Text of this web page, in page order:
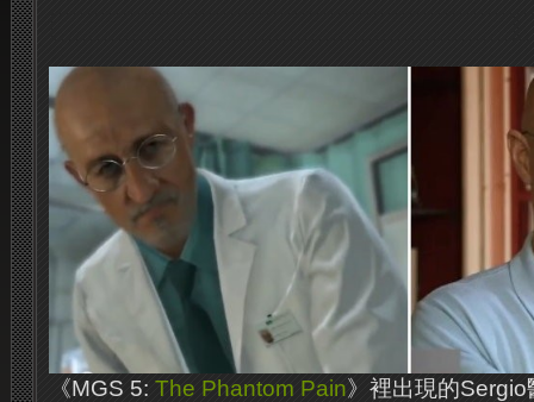
《MGS 5: The Phantom Pain》裡出現的Sergio